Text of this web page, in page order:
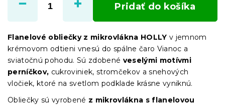
Pridať do košíka
Flanelové obliečky z mikrovlákna HOLLY v jemnom
krémovom odtieni vnesú do spálne čaro Vianoc a
sviatočnú pohodu. Sú zdobené veselými motívmi
perníčkov, cukroviniek, stromčekov a snehových
vločiek, ktoré na svetlom podklade krásne vyniknú.
Obliečky sú vyrobené z mikrovlákna s flanelovou